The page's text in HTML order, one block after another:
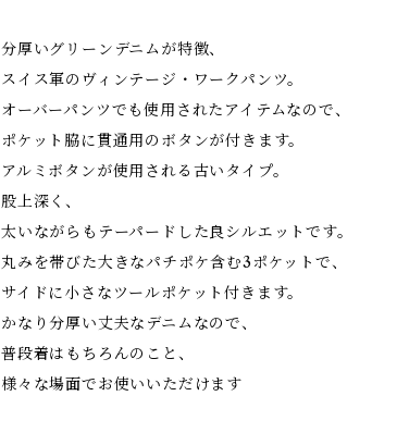
分厚いグリーンデニムが特徴、
スイス軍のヴィンテージ・ワークパンツ。
オーバーパンツでも使用されたアイテムなので、
ポケット脇に貫通用のボタンが付きます。
アルミボタンが使用される古いタイプ。
股上深く、
太いながらもテーパードした良シルエットです。
丸みを帯びた大きなパチポケ含む3ポケットで、
サイドに小さなツールポケット付きます。
かなり分厚い丈夫なデニムなので、
普段着はもちろんのこと、
様々な場面でお使いいただけます